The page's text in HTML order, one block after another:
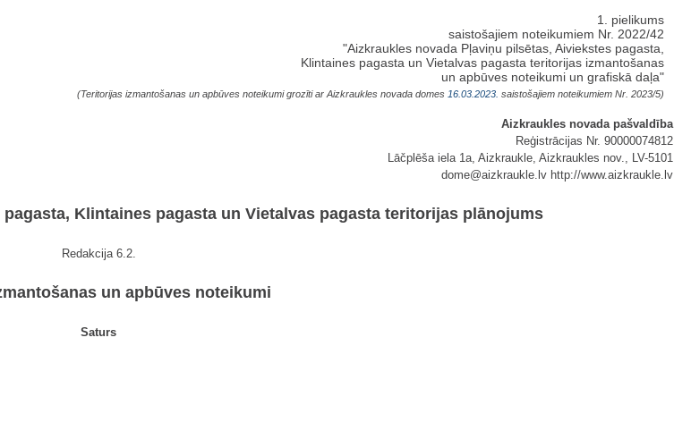
1. pielikums
saistošajiem noteikumiem Nr. 2022/42
"Aizkraukles novada Pļaviņu pilsētas, Aiviekstes pagasta,
Klintaines pagasta un Vietalvas pagasta teritorijas izmantošanas
un apbūves noteikumi un grafiskā daļa"
(Teritorijas izmantošanas un apbūves noteikumi grozītiar Aizkraukles novada domes 16.03.2023. saistošajiem noteikumiem Nr. 2023/5)
Aizkraukles novada pašvaldība
Reģistrācijas Nr. 90000074812
Lāčplēša iela 1a, Aizkraukle, Aizkraukles nov., LV-5101
dome@aizkraukle.lv http://www.aizkraukle.lv
Klintaines pagasta un Vietalvas pagasta teritorijas plānojums
Redakcija 6.2.
un apbūves noteikumi
Saturs